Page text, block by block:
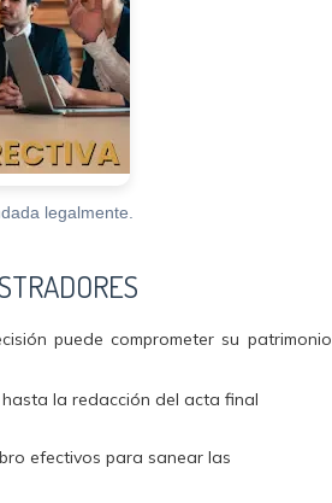
legalmente.
puede comprometer su patrimonio
la redacción del acta final
efectivos para sanear las